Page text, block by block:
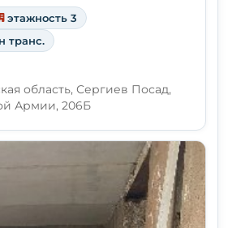
этажность 3
транс.
область, Сергиев Посад,
Армии, 206Б